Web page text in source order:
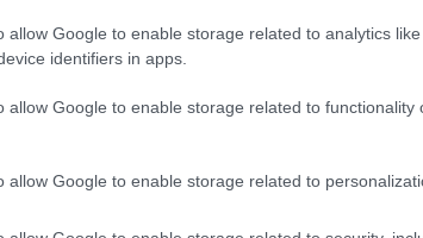
allow Google to enable storage related to analytics
identifiers in apps.
allow Google to enable storage related to functionality
allow Google to enable storage related to